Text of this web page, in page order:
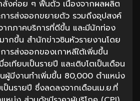
ลังค่อย ๆ ฟื้นตัว เนื่องจากผลผลิต
ารส่งออกขยายตัว รวมถึงอุปสงค์
ากภาคบริการที่ดีขึ้น และมีนักท่อง
มากขึ้น สำนักข่าวซินหัวรายงานโดย
ารส่งออกของเกาหลีใต้เพิ่มขึ้น
อเทียบเป็นรายปี และเติบโตเป็นเดือน
มีงานทำเพิ่มขึ้น 80,000 ตำแหน่ง
ป็นรายปี ซึ่งลดลงจากเดือนเม.ย.ที่